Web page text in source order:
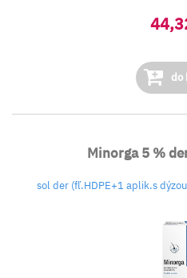
do
Minorga 5 %
sol der (fľ.HDPE+1 aplik.s